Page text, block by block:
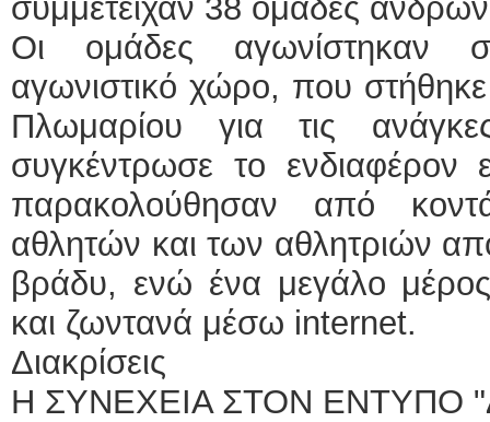
συμμετείχαν 38 ομάδες
Οι ομάδες αγωνίστηκαν
αγωνιστικό χώρο, που στήθηκε
Πλωμαρίου για τις
συγκέντρωσε το
παρακολούθησαν από
αθλητών και των αθλητριών
βράδυ, ενώ ένα μεγάλο
και ζωντανά μέσω internet.
Διακρίσεις
Η ΣΥΝΕΧΕΙΑ ΣΤΟΝ ΕΝΤΥΠΟ